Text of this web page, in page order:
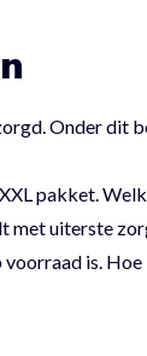
Onder dit
pakket.
uiterste
is.